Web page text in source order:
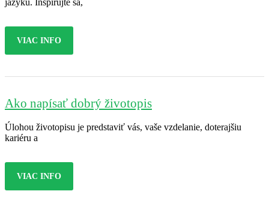
jazyku. Inšpirujte sa,
VIAC INFO
Ako napísať dobrý životopis
Úlohou životopisu je predstaviť vás, vaše vzdelanie, doterajšiu
kariéru a
VIAC INFO